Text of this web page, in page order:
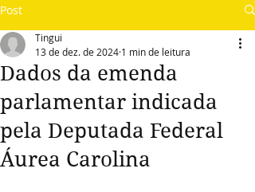
Post
Dados da emenda
parlamentar indicada
pela Deputada Federal
Áurea Carolina
Tingui
13 de dez. de 2024 1 min de leitura